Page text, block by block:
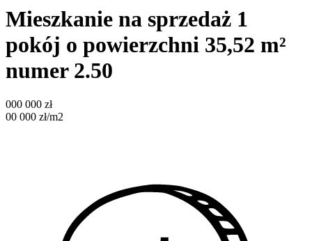
Mieszkanie na sprzedaż 1
pokój o powierzchni 35,52 m²
numer 2.50
000 000 zł
00 000 zł/m2